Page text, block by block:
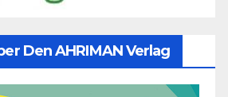
Den AHRIMAN Verlag